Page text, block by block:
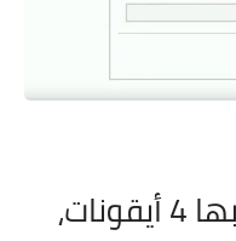
ستفتح أمامك صفحة بها 4 أيقونات،